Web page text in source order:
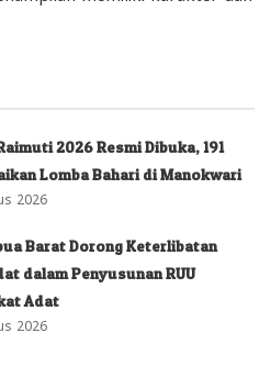
2026 Resmi Dibuka, 191
Lomba Bahari di Manokwari
2026
Barat Dorong Keterlibatan
dalam Penyusunan RUU
Adat
2026